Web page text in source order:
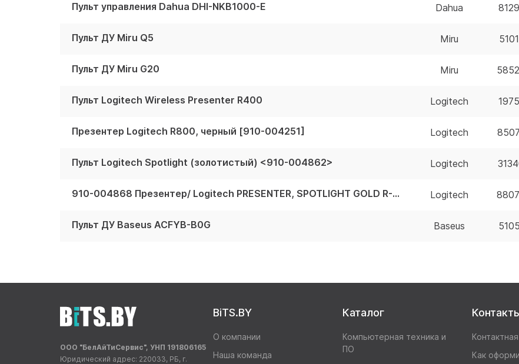
Пульт управления Dahua DHI-NKB1000-E Dahua
Пульт ДУ Miru Q5 Miru
Пульт ДУ Miru G20 Miru
Пульт Logitech Wireless Presenter R400 Logitech
Презентер Logitech R800, черный [910-004251] Logitech
Пульт Logitech Spotlight (золотистый) <910-004862> Logitech
910-004868 Презентер/ Logitech PRESENTER, SPOTLIGHT GOLD R-R0011 Logitech
Пульт ДУ Baseus ACFYB-B0G Baseus
BiTS.BY
О компании
Наша команда
Каталог
Компьютерная техника и
ПО
Как
ООО "БелАйТиСервис", УНП 191806165
Юридический адрес: 220033, РБ, г.